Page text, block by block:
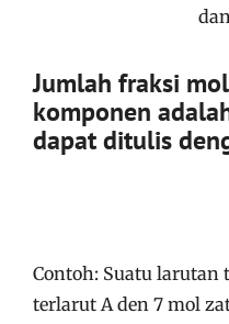
Jumlah fraksi
komponen
dapat ditulis
Contoh: Suatu larutan
terlarut A den 7 mol